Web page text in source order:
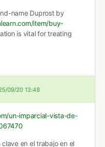
name Duprost by
item/buy-
is vital for treating
09/20 13:48
un-imparcial-vista-de-
en el trabajo en el